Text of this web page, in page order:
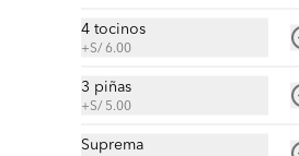
S/ 24.00
4 tocinos
+S/ 6.00
3 piñas
+S/ 5.00
Suprema